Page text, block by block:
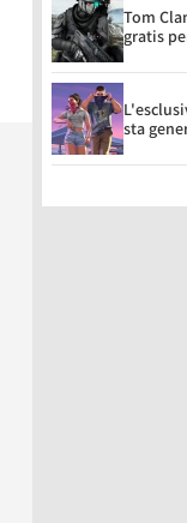
Tom
gratis
sta